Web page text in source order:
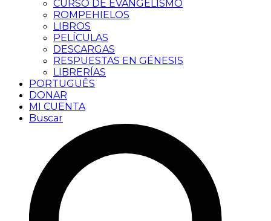
CURSO DE EVANGELISMO
ROMPEHIELOS
LIBROS
PELÍCULAS
DESCARGAS
RESPUESTAS EN GÉNESIS
LIBRERÍAS
PORTUGUÊS
DONAR
MI CUENTA
Buscar